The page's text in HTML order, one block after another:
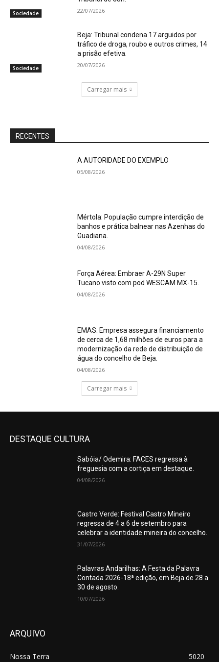
Sociedade 22/07/2026
Sociedade
Beja: Tribunal condena 17 arguidos por
tráfico de droga, roubo e outros crimes, 14
a prisão efetiva.
20/07/2026
Carregar mais
RECENTES
A AUTORIDADE DO EXEMPLO
05/08/2026
Mértola: População cumpre interdição de
banhos e prática balnear nas Azenhas do
Guadiana.
04/08/2026
Força Aérea: Embraer A-29N Super
Tucano visto com pod WESCAM MX-15.
04/08/2026
EMAS: Empresa assegura financiamento
de cerca de 1,68 milhões de euros para a
modernização da rede de distribuição de
água do concelho de Beja.
04/08/2026
Carregar mais
DESTAQUE CULTURA
Sabóia/ Odemira: FACES regressa à
freguesia com a cortiça em destaque.
04/08/2026
Castro Verde: Festival Castro Mineiro
regressa de 4 a 6 de setembro para
celebrar a identidade mineira do concelho.
31/07/2026
Palavras Andarilhas: A Festa da Palavra
Contada 2026-18ª edição, em Beja de 28 a
30 de agosto.
10/07/2026
ARQUIVO
Nossa Terra
5020